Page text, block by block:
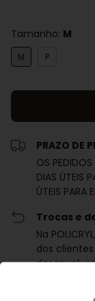
Tamanho: M
M P
PRAZO DE
OS
DIAS ÚTEIS
ÚTEIS PARA
Trocas e
Na
dos